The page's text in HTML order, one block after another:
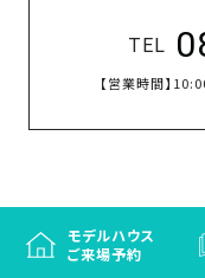
モデルハウス
ご来場予約
TEL
【営業時間】